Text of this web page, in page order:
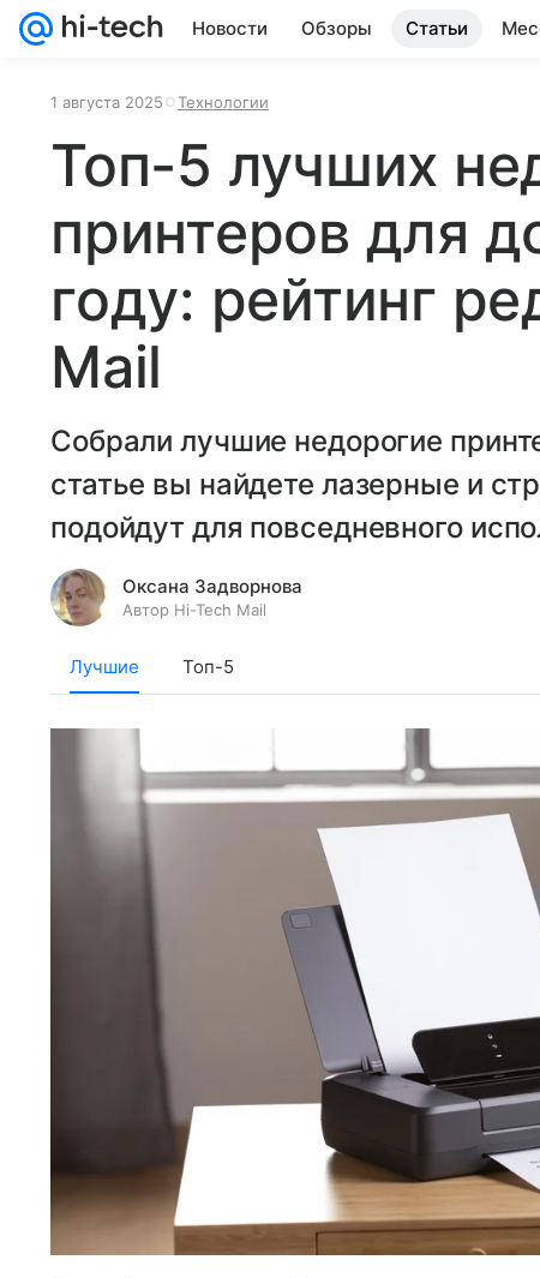
Новости Обзоры Статьи
1 августа 2025 Технологии
Топ-5 лучших
принтеров для
году: рейтинг
Mail
Собрали лучшие недорогие
статье вы найдете лазерные и
подойдут для повседневного
Оксана Задворнова
Автор Hi-Tech Mail
Лучшие Топ-5